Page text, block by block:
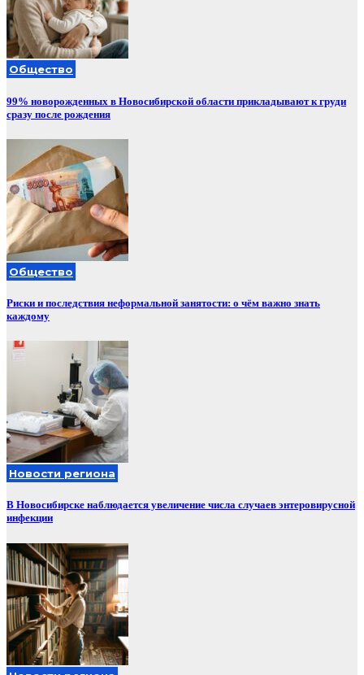
Общество
99% новорожденных в Новосибирской области прикладывают к груди
сразу после рождения
Общество
Риски и последствия неформальной занятости: о чём важно знать
каждому
Новости региона
В Новосибирске наблюдается увеличение числа случаев энтеровирусной
инфекции